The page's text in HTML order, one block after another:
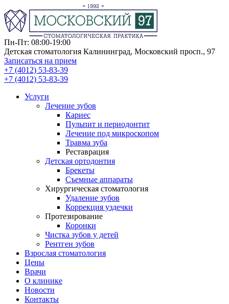
Пн-Пт: 08:00-19:00
Детская стоматология Калининград, Московский просп., 97
Записаться на прием
+7 (4012) 53-83-39
+7 (4012) 53-83-39
Услуги
Лечение зубов
Кариес
Пульпит и периодонтит
Лечение под микроскопом
Травма зуба
Реставрация
Детская ортодонтия
Брекеты
Съемные аппараты
Хирургическая стоматология
Удаление зубов
Коррекция уздечки
Протезирование
Коронки
Чистка зубов у детей
Рентген зубов
Взрослая стоматология
Цены
Врачи
О клинике
Новости
Контакты